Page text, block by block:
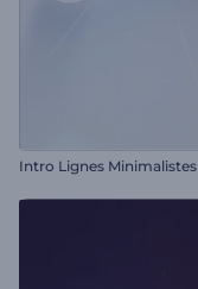
Intro Lignes Minimalistes